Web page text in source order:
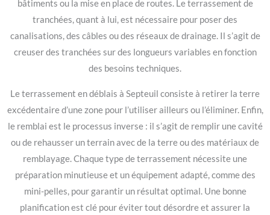
bâtiments ou la mise en place de routes. Le terrassement de
tranchées, quant à lui, est nécessaire pour poser des
canalisations, des câbles ou des réseaux de drainage. Il s’agit de
creuser des tranchées sur des longueurs variables en fonction
des besoins techniques.
Le terrassement en déblais à Septeuil consiste à retirer la terre
excédentaire d’une zone pour l’utiliser ailleurs ou l’éliminer. Enfin,
le remblai est le processus inverse : il s’agit de remplir une cavité
ou de rehausser un terrain avec de la terre ou des matériaux de
remblayage. Chaque type de terrassement nécessite une
préparation minutieuse et un équipement adapté, comme des
mini-pelles, pour garantir un résultat optimal. Une bonne
planification est clé pour éviter tout désordre et assurer la